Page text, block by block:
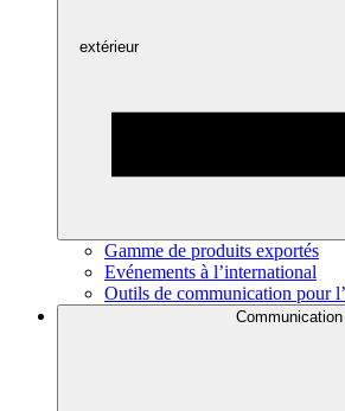
extérieur
Gamme de produits exportés
Evénements à l’international
Outils de communication pour
Communication